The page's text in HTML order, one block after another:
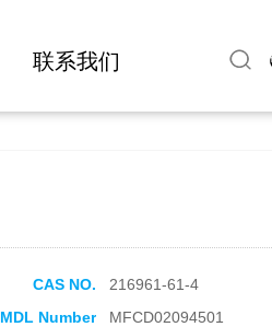
联系我们
CAS NO.
216961-61-4
MDL Number
MFCD02094501